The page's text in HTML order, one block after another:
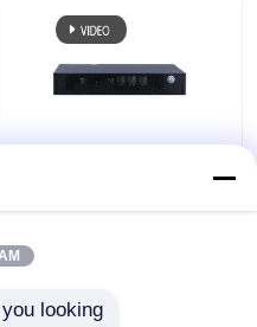
SFP PoE+ 데이터콤은 8
엔진 S5731 Ｌ를 바꿉
니다
looking